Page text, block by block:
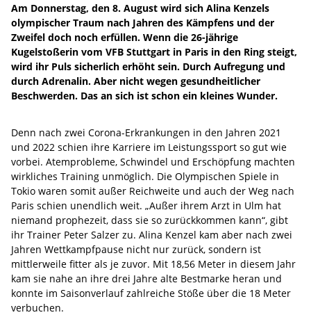
Am Donnerstag, den 8. August wird sich Alina Kenzels
olympischer Traum nach Jahren des Kämpfens und der
Zweifel doch noch erfüllen. Wenn die 26-jährige
Kugelstoßerin vom VFB Stuttgart in Paris in den Ring steigt,
wird ihr Puls sicherlich erhöht sein. Durch Aufregung und
durch Adrenalin. Aber nicht wegen gesundheitlicher
Beschwerden. Das an sich ist schon ein kleines Wunder.
Denn nach zwei Corona-Erkrankungen in den Jahren 2021
und 2022 schien ihre Karriere im Leistungssport so gut wie
vorbei. Atemprobleme, Schwindel und Erschöpfung machten
wirkliches Training unmöglich. Die Olympischen Spiele in
Tokio waren somit außer Reichweite und auch der Weg nach
Paris schien unendlich weit. „Außer ihrem Arzt in Ulm hat
niemand prophezeit, dass sie so zurückkommen kann“, gibt
ihr Trainer Peter Salzer zu. Alina Kenzel kam aber nach zwei
Jahren Wettkampfpause nicht nur zurück, sondern ist
mittlerweile fitter als je zuvor. Mit 18,56 Meter in diesem Jahr
kam sie nahe an ihre drei Jahre alte Bestmarke heran und
konnte im Saisonverlauf zahlreiche Stöße über die 18 Meter
verbuchen.